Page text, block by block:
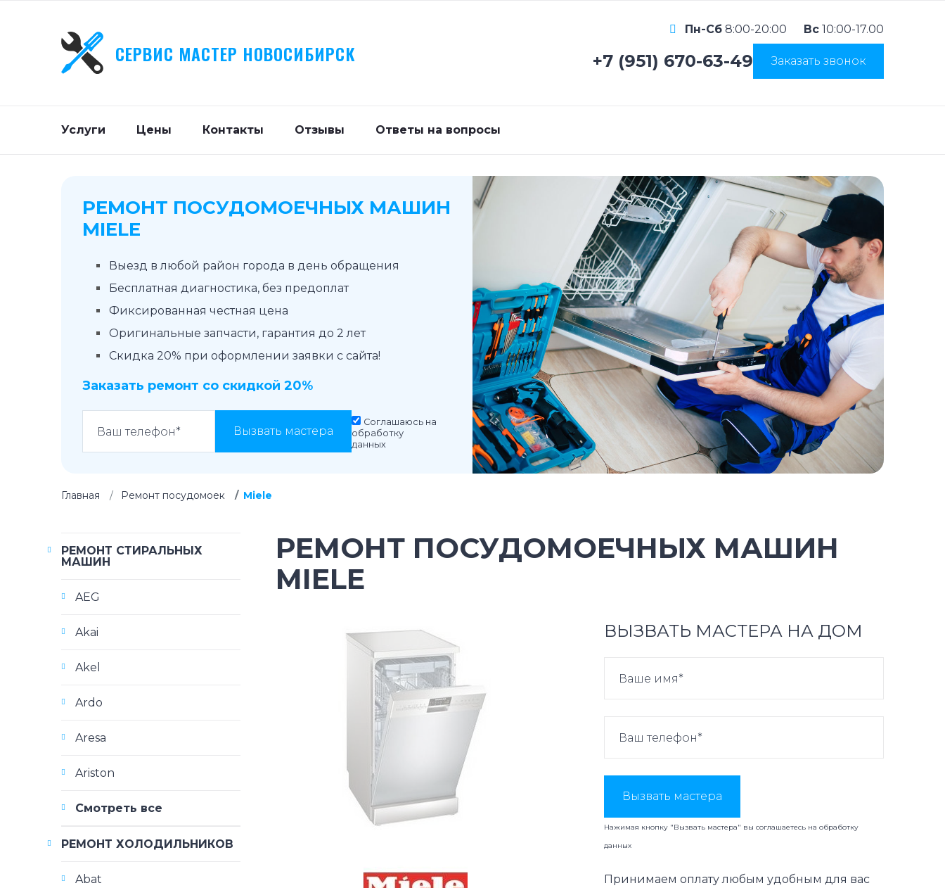
СЕРВИС МАСТЕР НОВОСИБИРСК
Пн-Сб 8:00-20:00 Вс 10:00-17.00
+7 (951) 670-63-49 Заказать звонок
Услуги Цены Контакты Отзывы Ответы на вопросы
РЕМОНТ ПОСУДОМОЕЧНЫХ МАШИН
MIELE
Выезд в любой район города в день обращения
Бесплатная диагностика, без предоплат
Фиксированная честная цена
Оригинальные запчасти, гарантия до 2 лет
Скидка 20% при оформлении заявки с сайта!
Заказать ремонт со скидкой 20%
Вызвать мастера
Соглашаюсь на
обработку
данных
Главная Ремонт посудомоек Miele
РЕМОНТ ПОСУДОМОЕЧНЫХ МАШИН
MIELE
ВЫЗВАТЬ МАСТЕРА НА ДОМ
Вызвать мастера
Нажимая кнопку "Вызвать мастера" вы соглашаетесь наобработку
данных
Принимаем оплату любым удобным для вас
РЕМОНТ СТИРАЛЬНЫХ
МАШИН
AEG
Akai
Akel
Ardo
Aresa
Ariston
Смотреть все
РЕМОНТ ХОЛОДИЛЬНИКОВ
Abat